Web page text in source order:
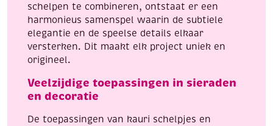
schelpen te combineren, ontstaat er een
harmonieus samenspel waarin de subtiele
elegantie en de speelse details elkaar
versterken. Dit maakt elk project uniek en
origineel.
Veelzijdige toepassingen in sieraden
en decoratie
De toepassingen van kauri schelpjes en